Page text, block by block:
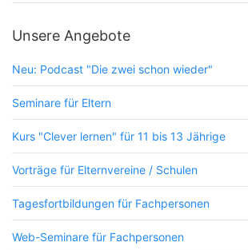
Unsere Angebote
Neu: Podcast "Die zwei schon wieder"
Seminare für Eltern
Kurs "Clever lernen" für 11 bis 13 Jährige
Vorträge für Elternvereine / Schulen
Tagesfortbildungen für Fachpersonen
Web-Seminare für Fachpersonen